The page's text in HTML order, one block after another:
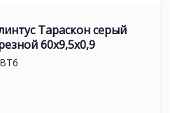
Тараскон серый
60x9,5x0,9